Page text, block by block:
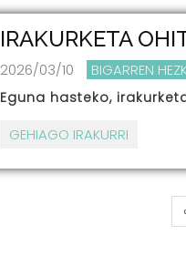
IRAKURKETA
2026/03/10 BIGARREN
Eguna hasteko,
GEHIAGO IRAKURRI